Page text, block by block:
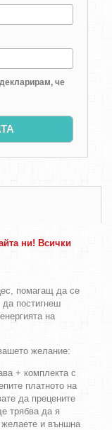
че
ни! Всички
помагащ да се
да постигнеш
на
желание:
+ комплекта с
платното на
да прецените
трябва да я
желаете и външна